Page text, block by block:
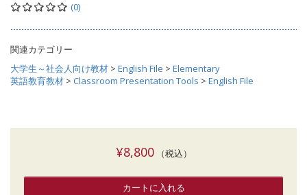
(0)
関連カテゴリー
大学生～社会人向け教材 > English File > Elementary
英語教育教材 > Classroom Presentation Tools > English File
¥8,800（税込）
カートに入れる